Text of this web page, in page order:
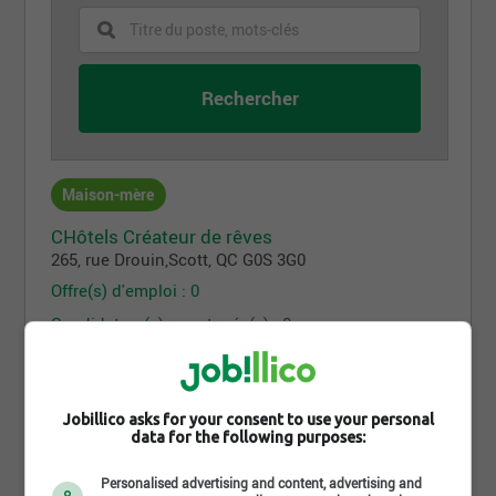
Maison-mère
CHôtels Créateur de rêves
265, rue Drouin Scott , QC G0S 3G0
Offre(s) d'emploi : 0
Candidature(s) spontanée(s) : 0
La cache à Maxime
265 Rue Drouin,
G0S 3G0
Offre(s) d'emploi : 5
Candidature(s) spontanée(s) : 0
Jobillico asks for your consent to use your personal
data for the following purposes:
Personalised advertising and content, advertising and